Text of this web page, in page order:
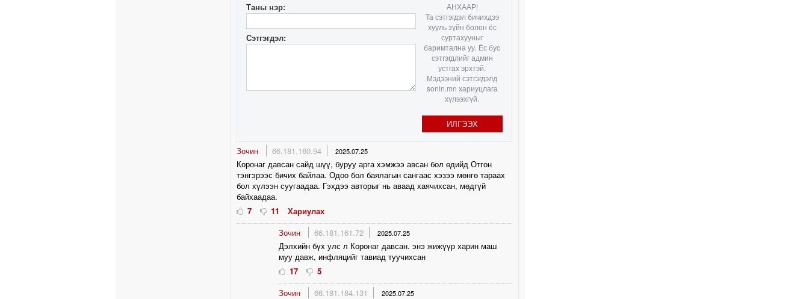
Таны нэр:
Сэтгэгдэл:
АНХААР!
Та сэтгэгдэл бичихдээ
хууль зүйн болон ёс
суртахууныг
баримтална уу. Ёс бус
сэтгэгдлийг админ
устгах эрхтэй.
Мэдээний сэтгэгдэлд
sonin.mn хариуцлага
хүлээхгүй.
ИЛГЭЭХ
Зочин 66.181.160.94 2025.07.25
Коронаг давсан сайд шүү, буруу арга хэмжээ авсан бол өдийд Отгон
тэнгэрээс бичих байлаа. Одоо бол баялагын сангаас хэзээ мөнгө тараах
бол хүлээн суугаадаа. Гэхдээ авторыг нь аваад хаячихсан, мөдгүй
байхаадаа.
7
11
Хариулах
Зочин
66.181.161.72 2025.07.25
Дэлхийн бүх улс л Коронаг давсан. энэ жижүүр харин маш
муу давж, инфляцийг тавиад туучихсан
17
5
Зочин
66.181.184.131 2025.07.25